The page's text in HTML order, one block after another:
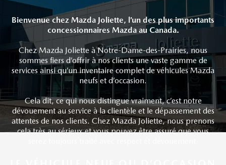
Bienvenue chez Mazda Joliette, l’un des plus importants
concessionnaires Mazda au Canada.
Chez Mazda Joliette à Notre-Dame-des-Prairies, nous
sommes fiers d’offrir à nos clients une vaste gamme de
services ainsi qu’un inventaire complet devéhicules Mazda
neufs et d’occasion.
Cela dit, ce qui nous distingue vraiment, c’est notre
dévouement au service à la clientèle et le dépassement des
attentes de nos clients. Chez Mazda Joliette, nous prenons
cela très au sérieux et vous pouvez être assuré que vous